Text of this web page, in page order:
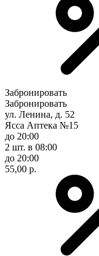
Забронировать
Забронировать
ул. Ленина, д. 52
Ясса Аптека №15
до 20:00
2 шт. в 08:00
до 20:00
55,00 р.